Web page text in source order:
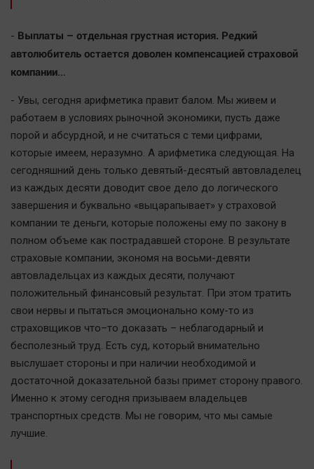
- Выплаты – отдельная грустная история. Редкий
автолюбитель остается доволен компенсацией страховой
компании…
- Увы, сегодня арифметика правит балом. Мы живем и
работаем в условиях рыночной экономики, пусть даже
порой и абсурдной, и не считаться с теми цифрами,
которые имеем, неразумно. А арифметика следующая. На
сегодняшний день только девятый-десятый автовладелец
из каждых десяти доводит свое дело до логического
завершения и буквально «выцарапывает» у страховой
компании те деньги, которые положены ему по закону в
полном объеме как пострадавшей стороне. В результате
страховые компании, экономя на восьми-девяти
автовладельцах из каждых десяти, получают
положительный финансовый результат. При этом тратить
свои нервы и пытаться эмоционально кому-то из
страховщиков что–то доказать – неблагодарный и
бесполезный труд. Есть суд, который внимательно
выслушает стороны и при наличии необходимой и
достаточной доказательной базы примет сторону правого.
Именно к этому сегодня призываем владельцев
транспортных средств. Мы не говорим, что мы самые
лучшие.